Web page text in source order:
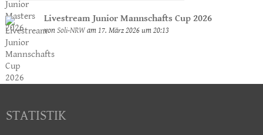
Livestream Junior Mannschafts Cup 2026
vonSoli-NRWam 17. März 2026 um 20:13
STATISTIK